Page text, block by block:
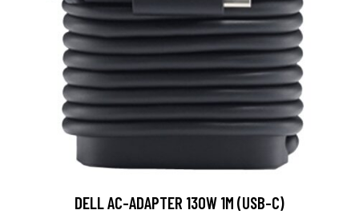
DELL AC-ADAPTER 130W 1M (USB-C)